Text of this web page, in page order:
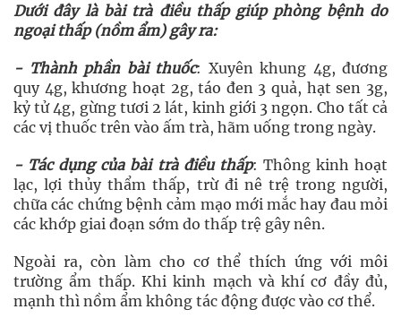
Dưới đây là bài trà điều thấp giúp phòng bệnh do
ngoại thấp (nồm ẩm) gây ra:
- Thành phần bài thuốc: Xuyên khung 4g, đương
quy 4g, khương hoạt 2g, táo đen 3 quả, hạt sen 3g,
kỷ tử 4g, gừng tươi 2 lát, kinh giới 3 ngọn. Cho tất cả
các vị thuốc trên vào ấm trà, hãm uống trong ngày.
- Tác dụng của bài trà điều thấp: Thông kinh hoạt
lạc, lợi thủy thẩm thấp, trừ đi nê trệ trong người,
chữa các chứng bệnh cảm mạo mới mắc hay đau mỏi
các khớp giai đoạn sớm do thấp trệ gây nên.
Ngoài ra, còn làm cho cơ thể thích ứng với môi
trường ẩm thấp. Khi kinh mạch và khí cơ đầy đủ,
mạnh thì nồm ẩm không tác động được vào cơ thể.